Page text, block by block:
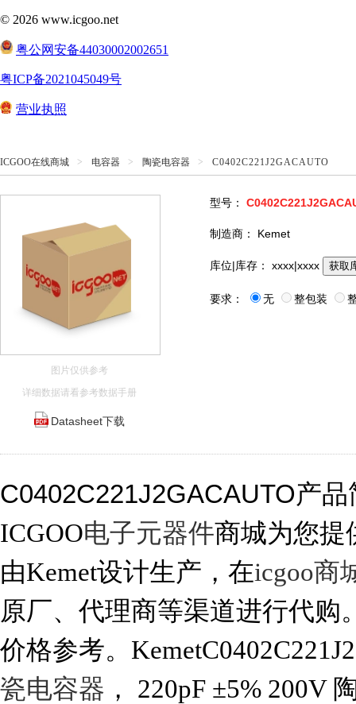
ICGOO在线商城 > 电容器 > 陶瓷电容器 > C0402C221J2GACAUTO
图片仅供参考
详细数据请看参考数据手册
Datasheet下载
型号：
制造商： Kemet
库位|库存： xxxx|xxxx 获取
要求： 无 整包装
C0402C221J2GACAUTO产品
ICGOO电子元器件商城为您提
由Kemet设计生产，在icgoo商
原厂、代理商等渠道进行代购
价格参考。
瓷电容器 ， 220pF ±5% 200V